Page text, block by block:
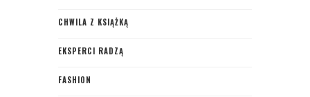
CHWILA Z KSIĄŻKĄ
EKSPERCI RADZĄ
FASHION